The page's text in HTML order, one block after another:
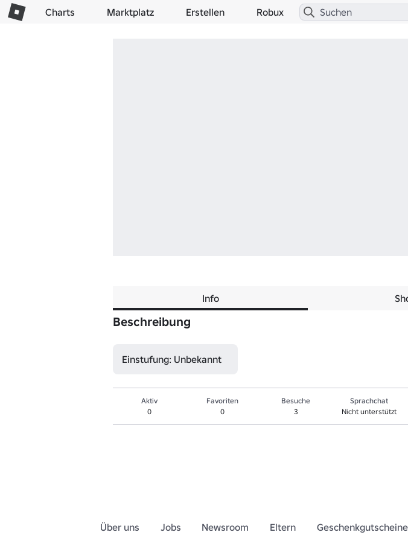
Charts Marktplatz Erstellen Robux
Info
Beschreibung
Einstufung: Unbekannt
Aktiv
0
Favoriten
0
Besuche
3
Sprachchat
Nicht unterstützt
Über uns Jobs Newsroom Eltern